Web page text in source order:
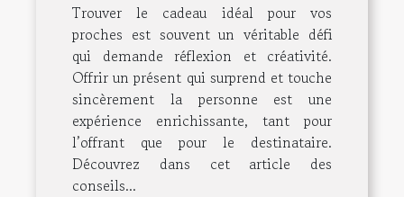
Trouver le cadeau idéal pour vos
proches est souvent un véritable défi
qui demande réflexion et créativité.
Offrir un présent qui surprend et touche
sincèrement la personne est une
expérience enrichissante, tant pour
l’offrant que pour le destinataire.
Découvrez dans cet article des
conseils...